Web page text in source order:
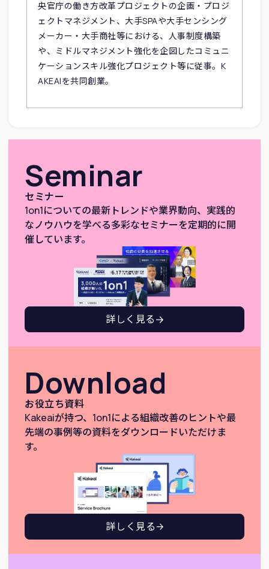
央官庁の働き方改革プロジェクトの企画・プロジ
ェクトマネジメント、大手SPAや大手センシング
メーカー・大手商社等における、人事制度構築
や、ミドルマネジメント強化を企図したコミュニ
ケーションスキル強化プロジェクト等に従事。K
AKEAIを共同創業。
Seminar
セミナー
1on1についての最新トレンドや業界動向、実践的
なノウハウを学べる多彩なセミナーを定期的に開
催しています。
詳しく見る
Download
お役立ち資料
Kakeaiが持つ、1on1による組織改善のヒントや最
先端の事例等の資料をダウンロードいただけま
す。
詳しく見る